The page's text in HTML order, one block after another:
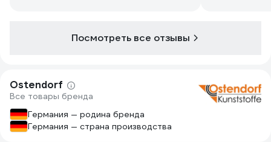
Посмотреть все отзывы
Ostendorf
Все товары бренда
Германия — родина бренда
Германия — страна производства